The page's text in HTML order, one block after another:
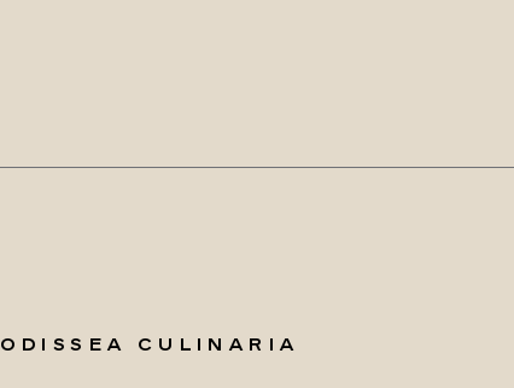
ODISSEA CULINARIA